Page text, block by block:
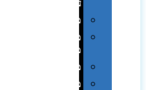
עור
מחברות
מחזיקי
מפתחות
משחקים
מתנה